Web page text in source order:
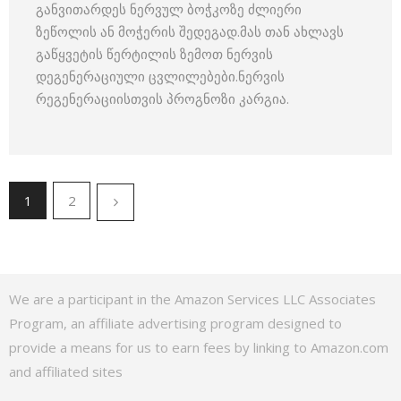
განვითარდეს ნერვულ ბოჭკოზე ძლიერი
ზეწოლის ან მოჭერის შედეგად.მას თან ახლავს
გაწყვეტის წერტილის ზემოთ ნერვის
დეგენერაციული ცვლილებები.ნერვის
რეგენერაციისთვის პროგნოზი კარგია.
1 2
We are a participant in the Amazon Services LLC Associates
Program, an affiliate advertising program designed to
provide a means for us to earn fees by linking to Amazon.com
and affiliated sites